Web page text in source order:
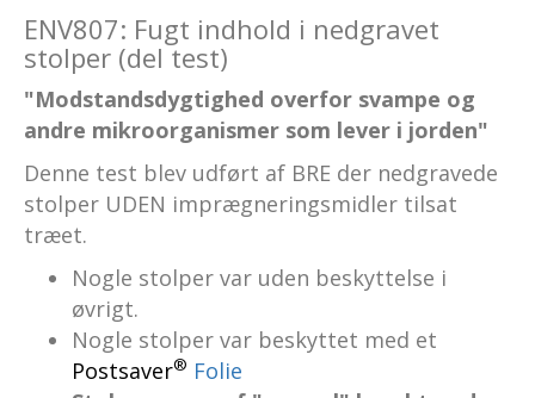
ENV807: Fugt indhold i nedgravet
stolper (del test)
"Modstandsdygtighed overfor svampe og
andre mikroorganismer som lever i jorden"
Denne test blev udført af BRE der nedgravede
stolper UDEN imprægneringsmidler tilsat
træet.
Nogle stolper var uden beskyttelse i
øvrigt.
Nogle stolper var beskyttet med et
Postsaver® Folie